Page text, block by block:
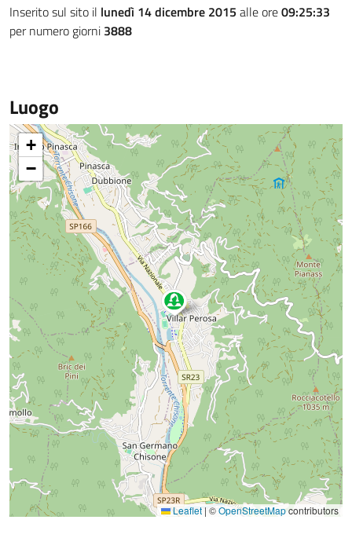
Inserito sul sito il lunedì 14 dicembre 2015 alle ore09:25:33
per numero giorni 3888
Luogo
+
−
Leaflet | ©OpenStreetMapcontributors